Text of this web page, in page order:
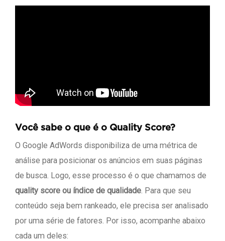
Você sabe o que é o Quality Score?
O Google AdWords disponibiliza de uma métrica de
análise para posicionar os anúncios em suas páginas
de busca. Logo, esse processo é o que chamamos de
quality score ou índice de qualidade. Para que seu
conteúdo seja bem rankeado, ele precisa ser analisado
por uma série de fatores. Por isso, acompanhe abaixo
cada um deles: